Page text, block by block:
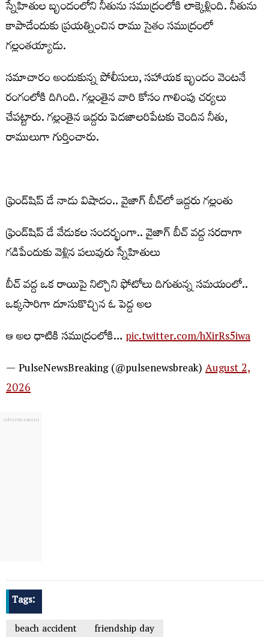
స్నేహితుల బృందంలోని నీతును సముద్రంలోకి లాక్కెళ్లింది. నీతును
కాపాడేందుకు ప్రయత్నించిన రాము సైతం సముద్రంలో
గల్లంతయ్యాడు.
సమాచారం అందుకున్న పోలీసులు, సహాయక బృందం వెంటనే
రంగంలోకి దిగింది. గల్లంతైన వారి కోసం గాలింపు చర్యలు
చేపట్టారు. గల్లంతైన ఇద్దరు పెదజాలరిపేటకు చెందిన నీతు,
రాములుగా గుర్తించారు.
ఫ్రెండ్‌షిప్ డే నాడు విషాదం.. వైజాగ్ బీచ్‌లో ఇద్దరు గల్లంతు
ఫ్రెండ్‌షిప్ డే వేడుకల సందర్భంగా.. వైజాగ్ బీచ్ వద్ద సరదాగా
గడిపేందుకు వెళ్లిన పలువురు స్నేహితులు
బీచ్ వద్ద ఒక రాయిపై నిల్చొని ఫోటోలు దిగుతున్న సమయంలో..
ఒక్కసారిగా దూసుకొచ్చిన ఓ పెద్ద అల
ఆ అల ధాటికి సముద్రంలోకి…pic.twitter.com/hXirRs5iwa
— PulseNewsBreaking (@pulsenewsbreak)August 2,
2026
Tags:
beach accident
friendship day